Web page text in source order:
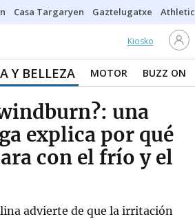
Casa Targaryen Gaztelugatxe Athletic
Kiosko
Y BELLEZA MOTOR BUZZ ON
una
explica por qué
con el frío y el
advierte de que la irritación